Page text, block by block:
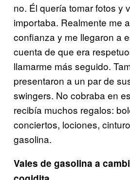
no. Él quería tomar fotos y
importaba. Realmente me
confianza y me llegaron a
cuenta de que era
llamarme más seguido.
presentaron a un par de
swingers. No cobraba en
recibía muchos regalos:
conciertos, lociones,
gasolina.
Vales de gasolina a